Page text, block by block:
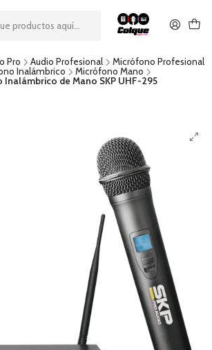
descuento por pago con transferencia bancaria
de $49.990. Este descuento no es
promociones ni aplicable a gastos de envío.
Pro Audio Profesional
Micrófono Profesional
Inalámbrico
Micrófono Mano
de Mano SKP UHF-295